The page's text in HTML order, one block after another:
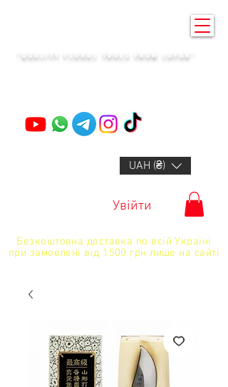
"QUALITY FLORAL TOOLS FROM JAPAN"
UAH (₴)
Увійти
Безкоштовна доставка по всій Україні
при замовлені від 1500 грн лише на сайті